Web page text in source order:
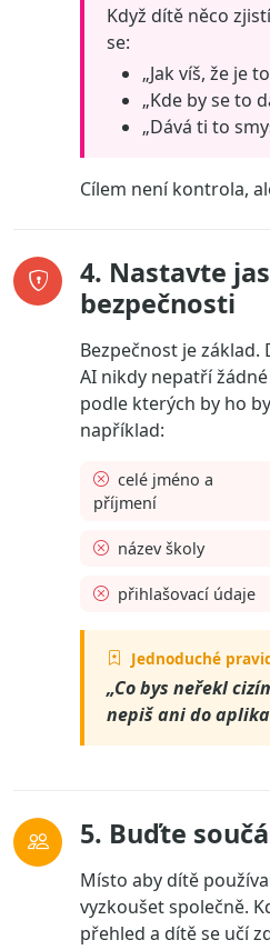
Když dítě něco
se:
„Jak víš, že je
„Kde by se to
„Dává ti to
Cílem není kontrola,
4. Nastavte
bezpečnosti
Bezpečnost je základ.
AI nikdy nepatří
podle kterých by ho
například:
celé jméno a
příjmení
název školy
přihlašovací údaje
Jednoduché
„Co bys neřekl
nepiš ani do
5. Buďte
Místo aby dítě
vyzkoušet společně.
přehled a dítě se učí